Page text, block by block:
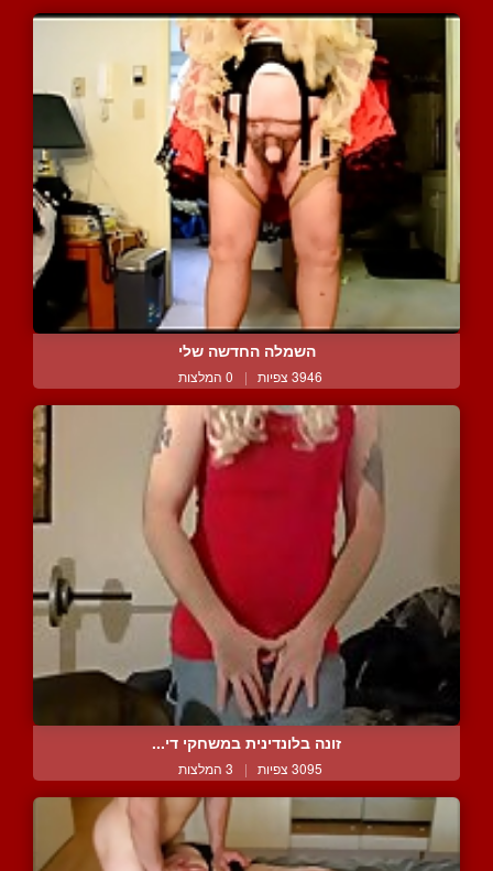
השמלה החדשה שלי
3946 צפיות | 0 המלצות
זונה בלונדינית במשחקי די...
3095 צפיות | 3 המלצות